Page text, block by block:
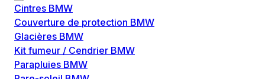
Cintres BMW
Couverture de protection BMW
Glacières BMW
Kit fumeur / Cendrier BMW
Parapluies BMW